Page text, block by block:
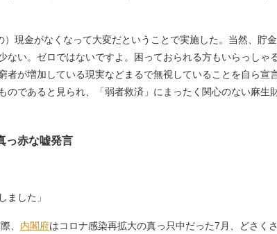
現金がなくなって大変だということで実施した。当然、貯
い。ゼロではないですよ。困っておられる方もいらっしゃ
が増加している現実などまるで無視していることを自ら宣言
のであると見られ、「弱者救済」にまったく関心のない麻生
っ赤な嘘発言
ました」
、 内閣府はコロナ感染再拡大の真っ只中だった7月、どさく